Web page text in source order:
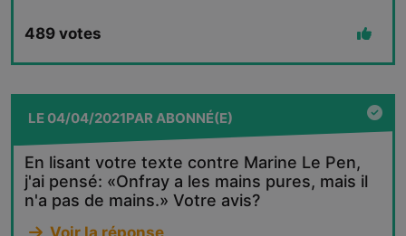
489 votes
LE04/04/2021PARABONNÉ(E)
En lisant votre texte contre Marine Le Pen,
j'ai pensé: «Onfray a les mains pures, mais il
n'a pas de mains.» Votre avis?
Voir la réponse